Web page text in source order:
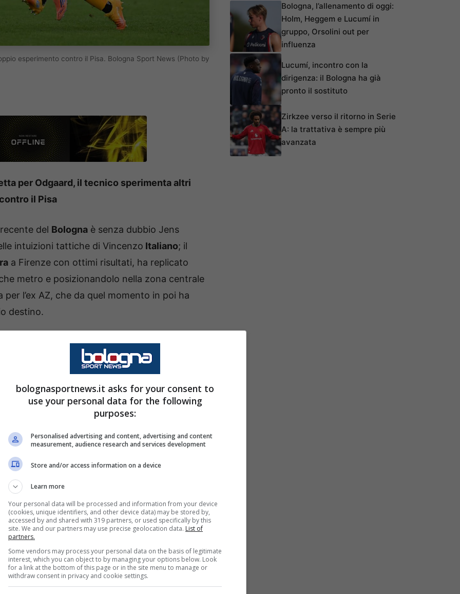
esperimento contro il Pisa. Bologna Sport News (Photo by
per Odgaard, il tecnico sperimenta altri
il Pisa
del Bologna è senza dubbio Jens
intuizioni tattiche di Vincenzo Italiano; il
a Firenze con ottimi risultati, ha replicato
metro e posizionandolo nella zona centrale
l’ex AZ, che da quel momento in poi ha
destino.
non deve perciò sorprendere il doppio
tecnica degli emiliani è a lavoro per nuovi
gli esperimenti di
4-0 in favore dei rossoblù, Italiano ha
Fabbianin una nuova posizione. L’argentino è
il centrocampista azzurro al 56′ al posto di
centrale della trequarti, mentre il secondo
Bologna, l’allenamento di oggi:
Holm, Heggem e Lucumí in
gruppo, Orsolini out per
influenza
Lucumí, incontro con la
dirigenza: il Bologna ha già
pronto il sostituto
Zirkzee verso il ritorno in Serie
A: la trattativa è sempre più
avanzata
bolognasportnews.it asks for your consent to
use your personal data for the following
purposes:
Personalised advertising and content, advertising and content
measurement, audience research and services development
Store and/or access information on a device
Learn more
Your personal data will be processed and information from your device
(cookies, unique identifiers, and other device data) may be stored by,
accessed by and shared with 319 partners, or used specifically by this
site. We and our partners may use precise geolocation data. List of
partners.
Some vendors may process your personal data on the basis of legitimate
interest, which you can object to by managing your options below. Look
for a link at the bottom of this page or in the site menu to manage or
withdraw consent in privacy and cookie settings.